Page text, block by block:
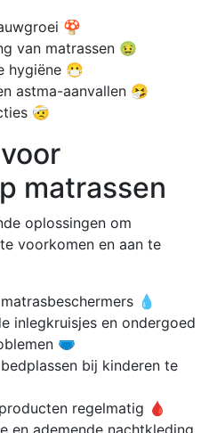
🍄
van matrassen 🤢
hygiëne 😷
astma-aanvallen 🤧
🤕
matrassen
oplossingen om
voorkomen en aan te
💧
inlegkruisjes en ondergoed
🩲
bij kinderen te
regelmatig 🩸
en ademende nachtkleding